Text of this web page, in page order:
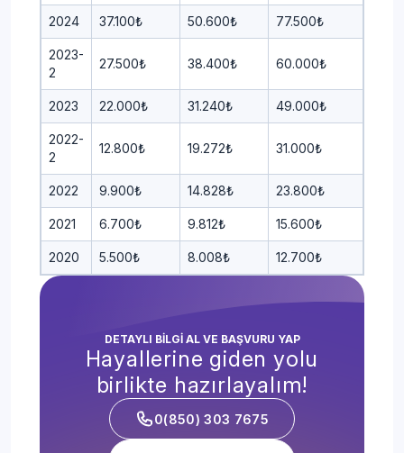
2024 37.100₺ 50.600₺ 77.500₺
2023-
2
27.500₺ 38.400₺ 60.000₺
2023 22.000₺ 31.240₺ 49.000₺
2022-
2
12.800₺ 19.272₺ 31.000₺
2022 9.900₺ 14.828₺ 23.800₺
2021 6.700₺ 9.812₺ 15.600₺
2020 5.500₺ 8.008₺ 12.700₺
DETAYLI BİLGİ AL VE BAŞVURU YAP
Hayallerine giden yolu
birlikte hazırlayalım!
0(850) 303 7675